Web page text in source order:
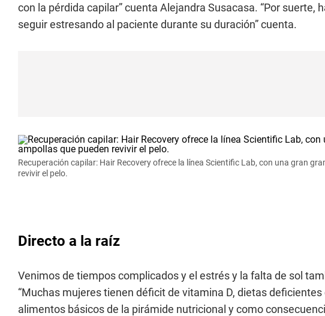
con la pérdida capilar” cuenta Alejandra Susacasa. “Por
seguir estresando al paciente durante su duración” cuenta.
Recuperación capilar: Hair Recovery ofrece la línea Scientific Lab, con una gran
revivir el pelo.
Directo a la raíz
Venimos de tiempos complicados y el estrés y la falta de sol
“Muchas mujeres tienen déficit de vitamina D, dietas
alimentos básicos de la pirámide nutricional y como